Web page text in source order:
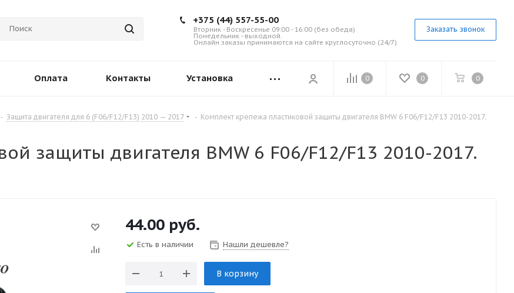
+375 (44) 557-55-00
Вторник - Воскресенье 09:00 - 16:00 (без обеда)
Понедельник - выходной.
Онлайн заказы принимаются на сайте круглосуточно (24/7)
Заказать звонок
0 0 0
Оплата Контакты Установка
- Защита двигателя для 6 (F06/F12/F13) 2010 — 2017 - Комплект крепежа пластиковой защиты двигателя BMW 6 F06/F12/F13 2010-2017.
защиты двигателя BMW 6 F06/F12/F13 2010-2017.
44.00 руб.
Есть в наличии Нашли дешевле?
В корзину